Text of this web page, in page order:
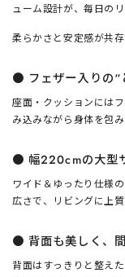
ューム設計が、毎日の
柔らかさと安定感が共
● フェザー入りの
座面・クッションには
み込みながら身体を包
● 幅220cmの大型
ワイド＆ゆったり仕様
広さで、リビングに上
● 背面も美しく、
背面はすっきりと整え